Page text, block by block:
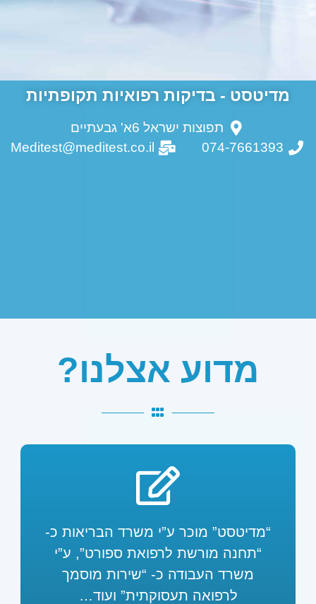
מדיטסט - בדיקות רפואיות תקופתיות
תפוצות ישראל 6א' גבעתיים
074-7661393
Meditest@meditest.co.il
מדוע אצלנו?
“מדיטסט” מוכר ע”י משרד הבריאות כ-
“תחנה מורשת לרפואת ספורט”, ע”י
משרד העבודה כ- “שירות מוסמך
לרפואה תעסוקתית” ועוד…